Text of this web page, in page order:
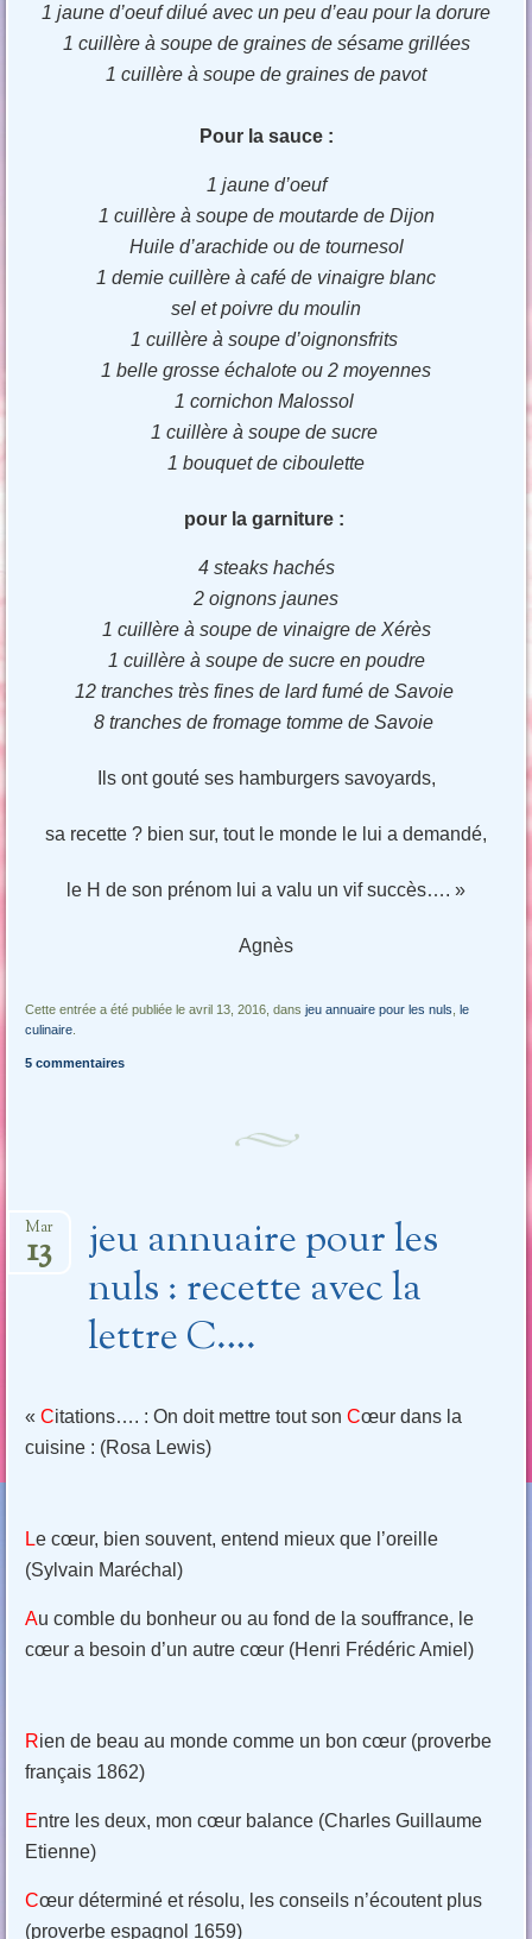
1 jaune d’oeuf dilué avec un peu d’eau pour la dorure
1 cuillère à soupe de graines de sésame grillées
1 cuillère à soupe de graines de pavot
Pour la sauce :
1 jaune d’oeuf
1 cuillère à soupe de moutarde de Dijon
Huile d’arachide ou de tournesol
1 demie cuillère à café de vinaigre blanc
sel et poivre du moulin
1 cuillère à soupe d’oignonsfrits
1 belle grosse échalote ou 2 moyennes
1 cornichon Malossol
1 cuillère à soupe de sucre
1 bouquet de ciboulette
pour la garniture :
4 steaks hachés
2 oignons jaunes
1 cuillère à soupe de vinaigre de Xérès
1 cuillère à soupe de sucre en poudre
12 tranches très fines de lard fumé de Savoie
8 tranches de fromage tomme de Savoie
Ils ont gouté ses hamburgers savoyards,
sa recette ? bien sur, tout le monde le lui a demandé,
le H de son prénom lui a valu un vif succès…. »
Agnès
Cette entrée a été publiée le avril 13, 2016, dansjeu annuaire pour les nuls ,le
culinaire
5 commentaires
jeu annuaire pour les
nuls : recette avec la
lettre C….
Mar
13
«Citations…. :On doit mettre tout sonCœur dans la
cuisine : (Rosa Lewis)
Le cœur, bien souvent, entend mieux que l’oreille
(Sylvain Maréchal)
Au comble du bonheur ou au fond de la souffrance, le
cœur a besoin d’un autre cœur (Henri Frédéric Amiel)
Rien de beau au monde comme un bon cœur (proverbe
français 1862)
Entre les deux, mon cœur balance (Charles Guillaume
Etienne)
Cœur déterminé et résolu, les conseils n’écoutent plus
(proverbe espagnol 1659)